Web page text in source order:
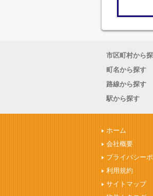
市区町村から
町名から探す
路線から探す
駅から探す
ホーム
会社概要
プライバシー
利用規約
サイトマップ